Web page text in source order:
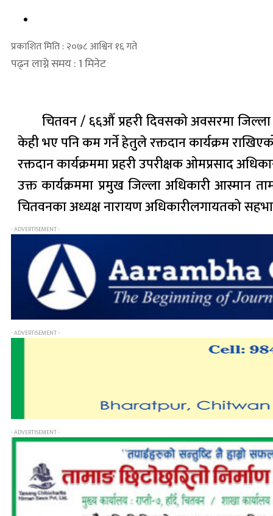
प्रकाशित मिति : २०७८ आश्विन १६ गते
पढ्न लाग्ने समय : 1 मिनेट
चितवन / ६६औँ प्रहरी दिवसको अवसरमा
केही भए पनि कम गर्ने हेतुले रक्तदान कार्यक्रम
रक्तदान कार्यक्रममा प्रहरी उपरीक्षक ओमप्रसाद
उक्त कार्यक्रममा प्रमुख जिल्ला अधिकारी आस्मान
चितवनका अध्यक्ष नारायण अधिकारीलगायतको
- ADVERTISEMENT -
- ADVERTISEMENT -
- ADVERTISEMENT -